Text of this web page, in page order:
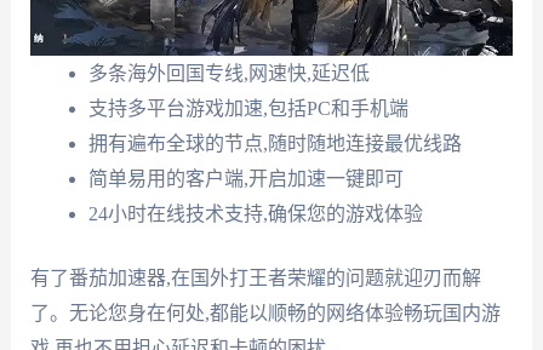
多条海外回国专线,网速快,延迟低
支持多平台游戏加速,包括PC和手机端
拥有遍布全球的节点,随时随地连接最优线路
简单易用的客户端,开启加速一键即可
24小时在线技术支持,确保您的游戏体验
有了番茄加速器,在国外打王者荣耀的问题就迎刃而解
了。无论您身在何处,都能以顺畅的网络体验畅玩国内游